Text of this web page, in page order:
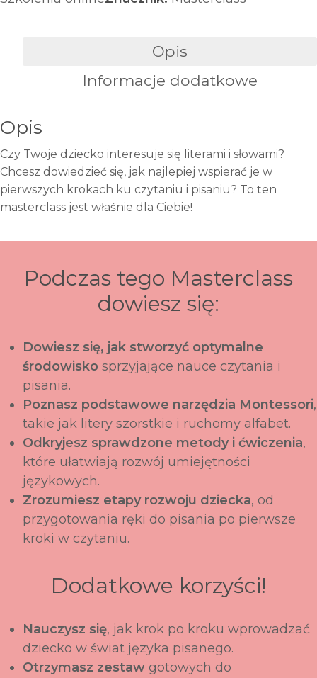
"Przygotowanie
Montessori"
Opis
Informacje dodatkowe
Opis
Czy Twoje dziecko interesuje się literami i słowami?
Chcesz dowiedzieć się, jak najlepiej wspierać je w
pierwszych krokach ku czytaniu i pisaniu? To ten
masterclass jest właśnie dla Ciebie!
Podczas tego Masterclass
dowiesz się:
Dowiesz się, jak stworzyć optymalne
środowisko sprzyjające nauce czytania i
pisania.
Poznasz podstawowe narzędzia Montessori,
takie jak litery szorstkie i ruchomy alfabet.
Odkryjesz sprawdzone metody i ćwiczenia,
które ułatwiają rozwój umiejętności
językowych.
Zrozumiesz etapy rozwoju dziecka, od
przygotowania ręki do pisania po pierwsze
kroki w czytaniu.
Dodatkowe korzyści!
Nauczysz się, jak krok po kroku wprowadzać
dziecko w świat języka pisanego.
Otrzymasz zestaw gotowych do